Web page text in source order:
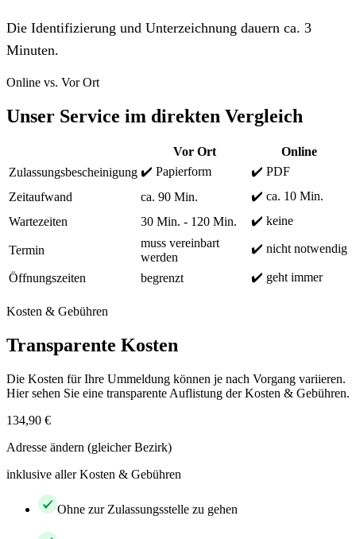
Die Identifizierung und Unterzeichnung dauern ca. 3
Minuten.
Online vs. Vor Ort
Unser Service im direkten Vergleich
Vor Ort
Online
Zulassungsbescheinigung ✔️ Papierform
✔️ PDF
Zeitaufwand
ca. 90 Min.
✔️ ca. 10 Min.
Wartezeiten
30 Min. - 120 Min. ✔️ keine
Termin
muss vereinbart
werden
✔️ nicht notwendig
Öffnungszeiten begrenzt ✔️ geht immer
Kosten & Gebühren
Transparente Kosten
Die Kosten für Ihre Ummeldung können je nach Vorgang variieren.
Hier sehen Sie eine transparente Auflistung der Kosten & Gebühren.
134,90 €
Adresse ändern (gleicher Bezirk)
inklusive aller Kosten & Gebühren
Ohne zur Zulassungsstelle zu gehen